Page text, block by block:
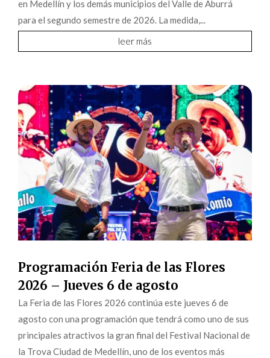
en Medellín y los demás municipios del Valle de Aburrá
para el segundo semestre de 2026. La medida,...
leer más
Programación Feria de las Flores
2026 – Jueves 6 de agosto
La Feria de las Flores 2026 continúa este jueves 6 de
agosto con una programación que tendrá como uno de sus
principales atractivos la gran final del Festival Nacional de
la Trova Ciudad de Medellín, uno de los eventos más